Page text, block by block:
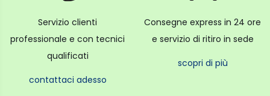
Servizio clienti
professionale e con tecnici
qualificati
contattaci adesso
Consegne express in 24 ore
e servizio di ritiro in sede
scopri di più